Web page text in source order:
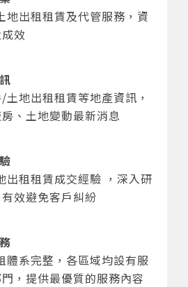
地出租租賃及代管服務，資
效
地出租租賃等地產資訊，
、土地變動最新消息
出租租賃成交經驗 ，深入研
效避免客戶糾紛
體系完整，各區域均設有服
，提供最優質的服務內容